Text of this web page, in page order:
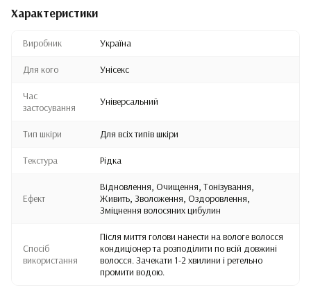
Характеристики
Виробник Україна
Для кого Унісекс
Час
застосування
Універсальний
Тип шкіри Для всіх типів шкіри
Текстура Рідка
Ефект
Відновлення, Очищення, Тонізування,
Живить, Зволоження, Оздоровлення,
Зміцнення волосяних цибулин
Спосіб
використання
Після миття голови нанести на вологе волосся
кондиціонер та розподілити по всій довжині
волосся. Зачекати 1-2 хвилини і ретельно
промити водою.